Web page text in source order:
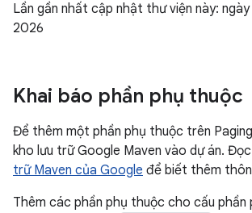
Lần gần nhất cập nhật thư viện này:
2026
Khai báo phần phụ thuộc
Để thêm một phần phụ thuộc trên
kho lưu trữ Google Maven vào dự án. Đọc
trữ Maven của Google để biết thêm
Thêm các phần phụ thuộc cho cấu phần